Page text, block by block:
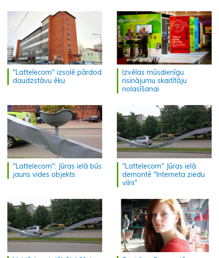
"Lattelecom" izsolē pārdod
daudzstāvu ēku
Izvēlas mūsdienīgu
risinājumu skaitītāju
nolasīšanai
"Lattelecom": Jūras ielā būs
jauns vides objekts
"Lattelecom" Jūras ielā
demontē "Interneta ziedu
vilni"